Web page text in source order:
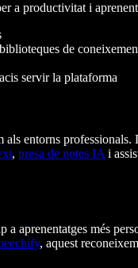
a productivitat i
de
servir la plataforma
entorns
, presa de notes IA i
a aprenentatges més
, aquest